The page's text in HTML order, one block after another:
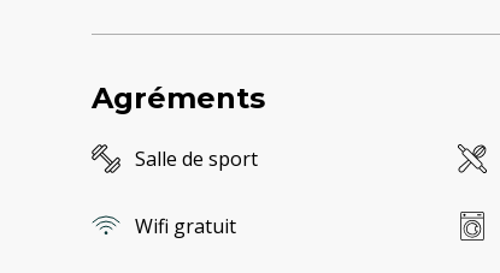
Agréments
Salle de sport
Wifi gratuit